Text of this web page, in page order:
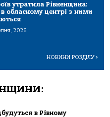
утратила Рівненщина:
в обласному центрі з ними
2026
НОВИНИ РОЗДІЛУ>
в Рівному